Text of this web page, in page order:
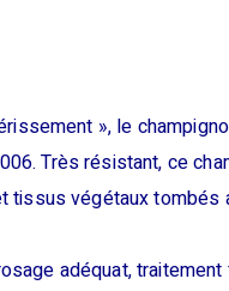
», le
Très résistant, ce
tissus végétaux tombés
adéquat,